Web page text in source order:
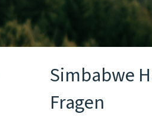
Simbabwe
Fragen